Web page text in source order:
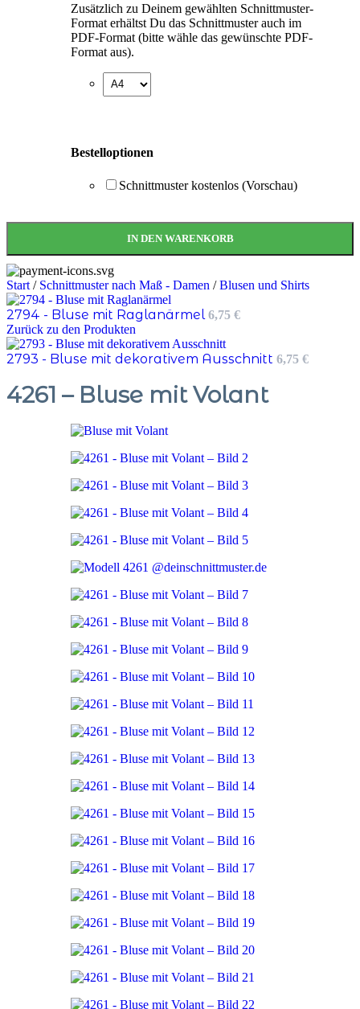
Zusätzlich zu Deinem gewählten Schnittmuster-
Format erhältst Du das Schnittmuster auch im
PDF-Format (bitte wähle das gewünschte PDF-
Format aus).
Bestelloptionen
Schnittmuster kostenlos (Vorschau)
IN DEN WARENKORB
Start / Schnittmuster nach Maß - Damen / Blusen und Shirts
2794 - Bluse mit Raglanärmel6,75 €
Zurück zu den Produkten
2793 - Bluse mit dekorativem Ausschnitt 6,75 €
4261 – Bluse mit Volant